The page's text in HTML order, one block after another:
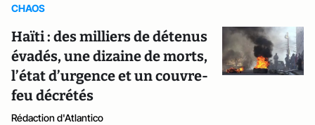
CHAOS
Haïti : des milliers de détenus
évadés, une dizaine de morts,
l’état d’urgence et un couvre-
feu décrétés
Rédaction d'Atlantico